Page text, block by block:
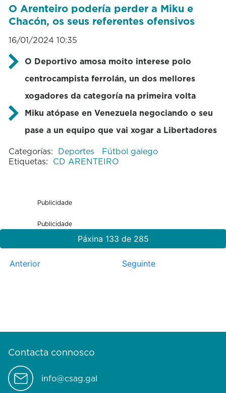
O Arenteiro podería perder a Miku e
Chacón, os seus referentes ofensivos
16/01/2024 10:35
O Deportivo amosa moito interese polo
centrocampista ferrolán, un dos mellores
xogadores da categoría na primeira volta
Miku atópase en Venezuela negociando o seu
pase a un equipo que vai xogar a Libertadores
Categorías: Deportes
Fútbol galego
Etiquetas: CD ARENTEIRO
Publicidade
Publicidade
Páxina 133 de 285
Anterior Seguinte
Contacta connosco
info@csag.gal